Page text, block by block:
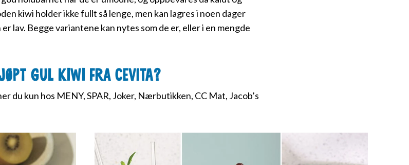
kiwi holder ikke fullt så lenge, men kan lagres i noen dager
lav. Begge variantene kan nytes som de er, eller i en mengde
Gul Kiwi fra Cevita?
du kun hos MENY, SPAR, Joker, Nærbutikken, CC Mat, Jacob’s